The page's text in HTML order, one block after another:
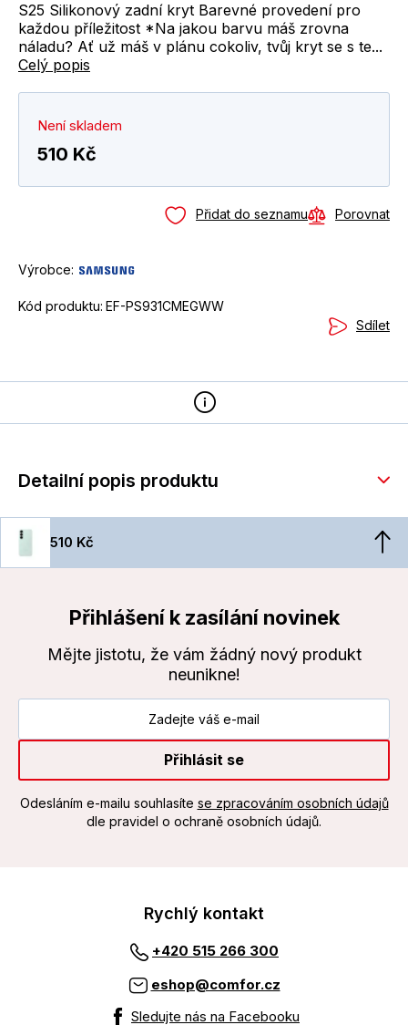
S25 Silikonový zadní kryt Barevné provedení pro
každou příležitost *Na jakou barvu máš zrovna
náladu? Ať už máš v plánu cokoliv, tvůj kryt se s te...
Celý popis
Není skladem
510 Kč
Přidat do seznamu Porovnat
Výrobce:
Kód produktu: EF-PS931CMEGWW
Sdílet
Detailní popis produktu
510 Kč
Přihlášení k zasílání novinek
Mějte jistotu, že vám žádný nový produkt
neunikne!
Přihlásit se
Odesláním e-mailu souhlasíte se zpracováním osobních údajů
dle pravidel o ochraně osobních údajů.
Rychlý kontakt
+420 515 266 300
eshop@comfor.cz
Sledujte nás na Facebooku